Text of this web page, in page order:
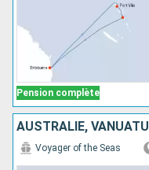
Pension complète
AUSTRALIE, VANUATU
Voyager of the Seas